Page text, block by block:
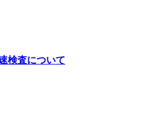
検査について